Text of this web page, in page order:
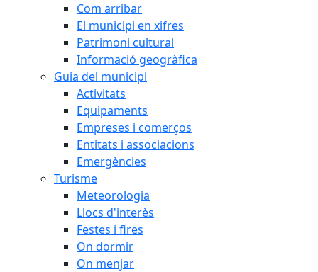
Com arribar
El municipi en xifres
Patrimoni cultural
Informació geogràfica
Guia del municipi
Activitats
Equipaments
Empreses i comerços
Entitats i associacions
Emergències
Turisme
Meteorologia
Llocs d'interès
Festes i fires
On dormir
On menjar